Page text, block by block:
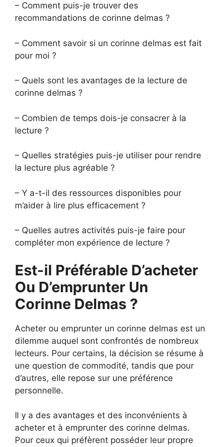
– Comment puis-je trouver des
recommandations de corinne delmas ?
– Comment savoir si un corinne delmas est fait
pour moi ?
– Quels sont les avantages de la lecture de
corinne delmas ?
– Combien de temps dois-je consacrer à la
lecture ?
– Quelles stratégies puis-je utiliser pour rendre
la lecture plus agréable ?
– Y a-t-il des ressources disponibles pour
m’aider à lire plus efficacement ?
– Quelles autres activités puis-je faire pour
compléter mon expérience de lecture ?
Est-il Préférable D’acheter
Ou D’emprunter Un
Corinne Delmas ?
Acheter ou emprunter un corinne delmas est un
dilemme auquel sont confrontés de nombreux
lecteurs. Pour certains, la décision se résume à
une question de commodité, tandis que pour
d’autres, elle repose sur une préférence
personnelle.
Il y a des avantages et des inconvénients à
acheter et à emprunter des corinne delmas.
Pour ceux qui préfèrent posséder leur propre